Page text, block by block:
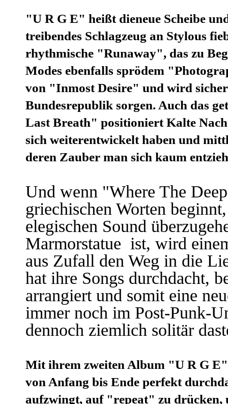
"U R G E" heißt dieneue Scheibe
treibendes Schlagzeug an Stylous
rhythmische "Runaway", das zu
Modes ebenfalls sprödem
von "Inmost Desire" und wird
Bundesrepublik sorgen. Auch das
Last Breath" positioniert Kalte
sich weiterentwickelt haben und
deren Zauber man sich kaum
Und wenn "Where The
griechischen Worten
elegischen Sound
Marmorstatue ist, wird
aus Zufall den Weg in die
hat ihre Songs durchdacht,
arrangiert und somit eine
immer noch im Post-Punk-
dennoch ziemlich solitär
Mit ihrem zweiten Album "U R G E"
von Anfang bis Ende perfekt
aufzwingt, auf "repeat" zu drücken,